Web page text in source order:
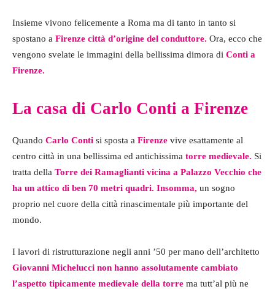
Insieme vivono felicemente a Roma ma di tanto in tanto si
spostano a Firenze città d’origine del conduttore. Ora, ecco che
vengono svelate le immagini della bellissima dimora di Conti a
Firenze.
La casa di Carlo Conti a Firenze
Quando Carlo Conti si sposta a Firenze vive esattamente al
centro città in una bellissima ed antichissima torre medievale. Si
tratta della Torre dei Ramaglianti vicina a Palazzo Vecchio che
ha un attico di ben 70 metri quadri. Insomma, un sogno
proprio nel cuore della città rinascimentale più importante del
mondo.
I lavori di ristrutturazione negli anni ’50 per mano dell’architetto
Giovanni Michelucci non hanno assolutamente cambiato
l’aspetto tipicamente medievale della torre ma tutt’al più ne